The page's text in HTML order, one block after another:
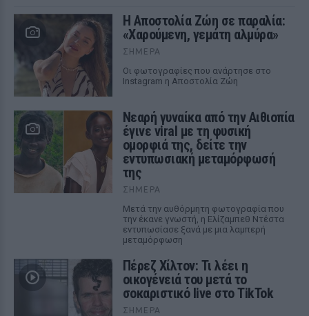
Η Αποστολία Ζώη σε παραλία:
«Χαρούμενη, γεμάτη αλμύρα»
ΣΉΜΕΡΑ
Οι φωτογραφίες που ανάρτησε στο
Instagram η Αποστολία Ζώη
Νεαρή γυναίκα από την Αιθιοπία
έγινε viral με τη φυσική
ομορφιά της, δείτε την
εντυπωσιακή μεταμόρφωσή
της
ΣΉΜΕΡΑ
Μετά την αυθόρμητη φωτογραφία που
την έκανε γνωστή, η Ελίζαμπεθ Ντέστα
εντυπωσίασε ξανά με μια λαμπερή
μεταμόρφωση
Πέρεζ Χίλτον: Τι λέει η
οικογένειά του μετά το
σοκαριστικό live στο TikTok
ΣΉΜΕΡΑ